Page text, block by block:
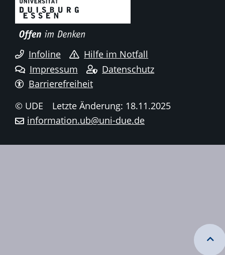
Infoline
Hilfe im Notfall
Impressum
Datenschutz
Barrierefreiheit
© UDE
Letzte Änderung: 18.11.2025
information.ub@uni-due.de